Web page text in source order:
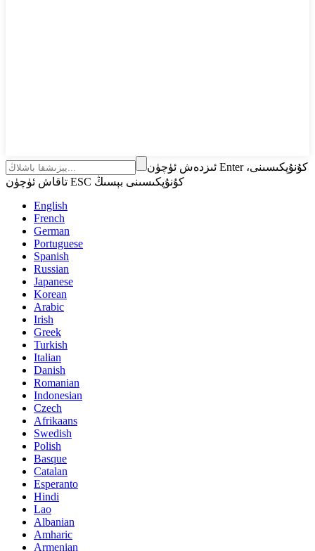
ئىزدەش ئۈچۈن Enter كۇنۇپكىسىنى،
تاقاش ئۈچۈن ESC كۇنۇپكىسىنى بېسىڭ
English
French
German
Portuguese
Spanish
Russian
Japanese
Korean
Arabic
Irish
Greek
Turkish
Italian
Danish
Romanian
Indonesian
Czech
Afrikaans
Swedish
Polish
Basque
Catalan
Esperanto
Hindi
Lao
Albanian
Amharic
Armenian